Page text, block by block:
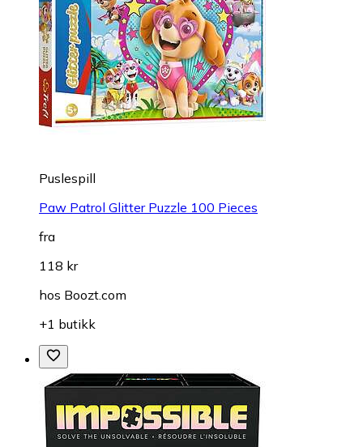
Puslespill
Paw Patrol Glitter Puzzle 100 Pieces
fra
118 kr
hos Boozt.com
+1 butikk